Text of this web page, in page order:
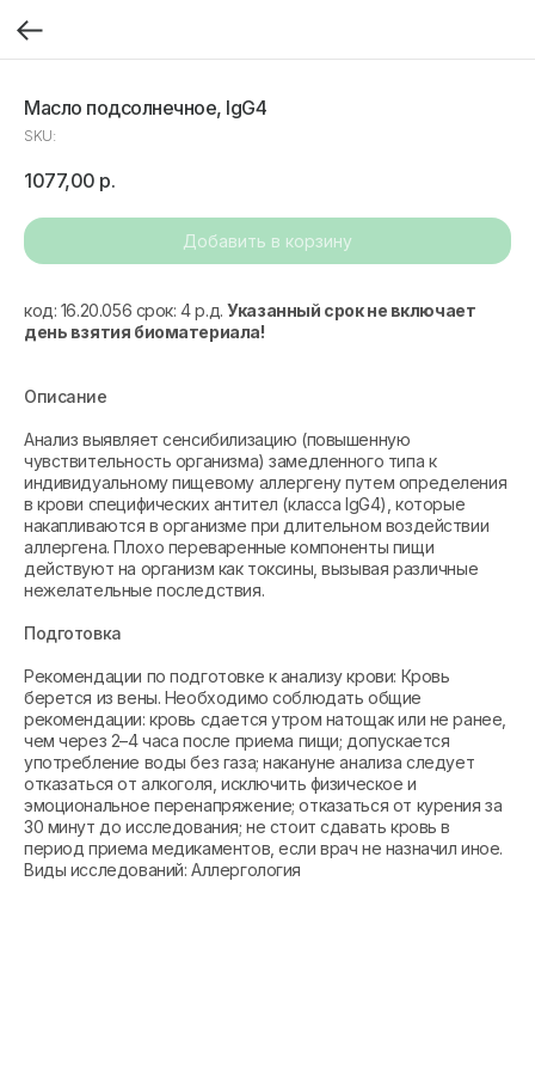
Масло подсолнечное, IgG4
SKU:
1077,00 р.
Добавить в корзину
код: 16.20.056 срок: 4 р.д.Указанный срок не включает
день взятия биоматериала!
Описание
Анализ выявляет сенсибилизацию (повышенную
чувствительность организма) замедленного типа к
индивидуальному пищевому аллергену путем определения
в крови специфических антител (класса IgG4), которые
накапливаются в организме при длительном воздействии
аллергена. Плохо переваренные компоненты пищи
действуют на организм как токсины, вызывая различные
нежелательные последствия.
Подготовка
Рекомендации по подготовке к анализу крови: Кровь
берется из вены. Необходимо соблюдать общие
рекомендации: кровь сдается утром натощак или не ранее,
чем через 2–4 часа после приема пищи; допускается
употребление воды без газа; накануне анализа следует
отказаться от алкоголя, исключить физическое и
эмоциональное перенапряжение; отказаться от курения за
30 минут до исследования; не стоит сдавать кровь в
период приема медикаментов, если врач не назначил иное.
Виды исследований: Аллергология